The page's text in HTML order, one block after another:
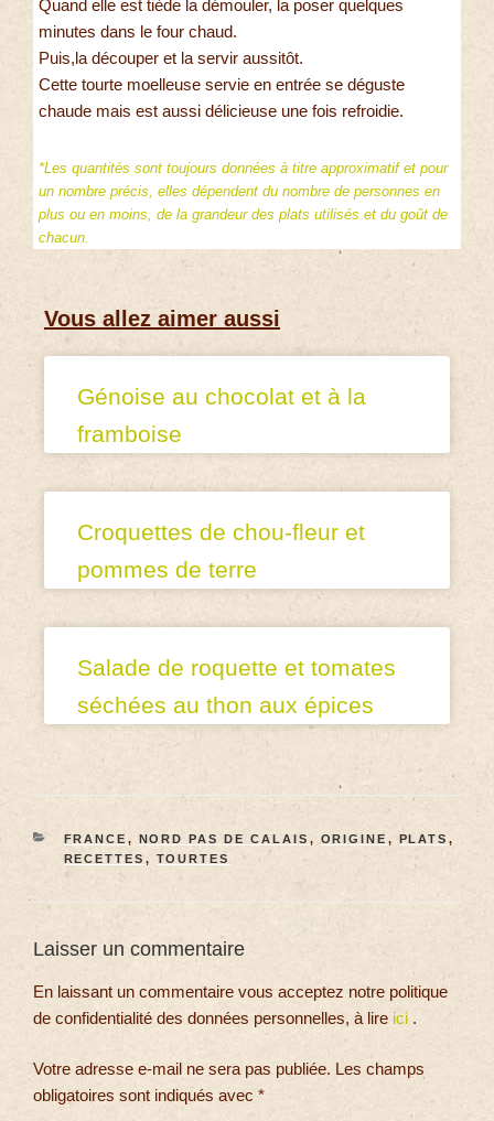
Quand elle est tiède la démouler, la poser quelques
minutes dans le four chaud.
Puis,la découper et la servir aussitôt.
Cette tourte moelleuse servie en entrée se déguste
chaude mais est aussi délicieuse une fois refroidie.
*Les quantités sont toujours données à titre approximatif et pour
un nombre précis, elles dépendent du nombre de personnes en
plus ou en moins, de la grandeur des plats utilisés et du goût de
chacun.
Vous allez aimer aussi
Génoise au chocolat et à la
framboise
Croquettes de chou-fleur et
pommes de terre
Salade de roquette et tomates
séchées au thon aux épices
FRANCE , NORD PAS DE CALAIS , ORIGINE , PLATS ,
RECETTES , TOURTES
Laisser un commentaire
En laissant un commentaire vous acceptez notre politique
de confidentialité des données personnelles, à lire ici .
Votre adresse e-mail ne sera pas publiée. Les champs
obligatoires sont indiqués avec *